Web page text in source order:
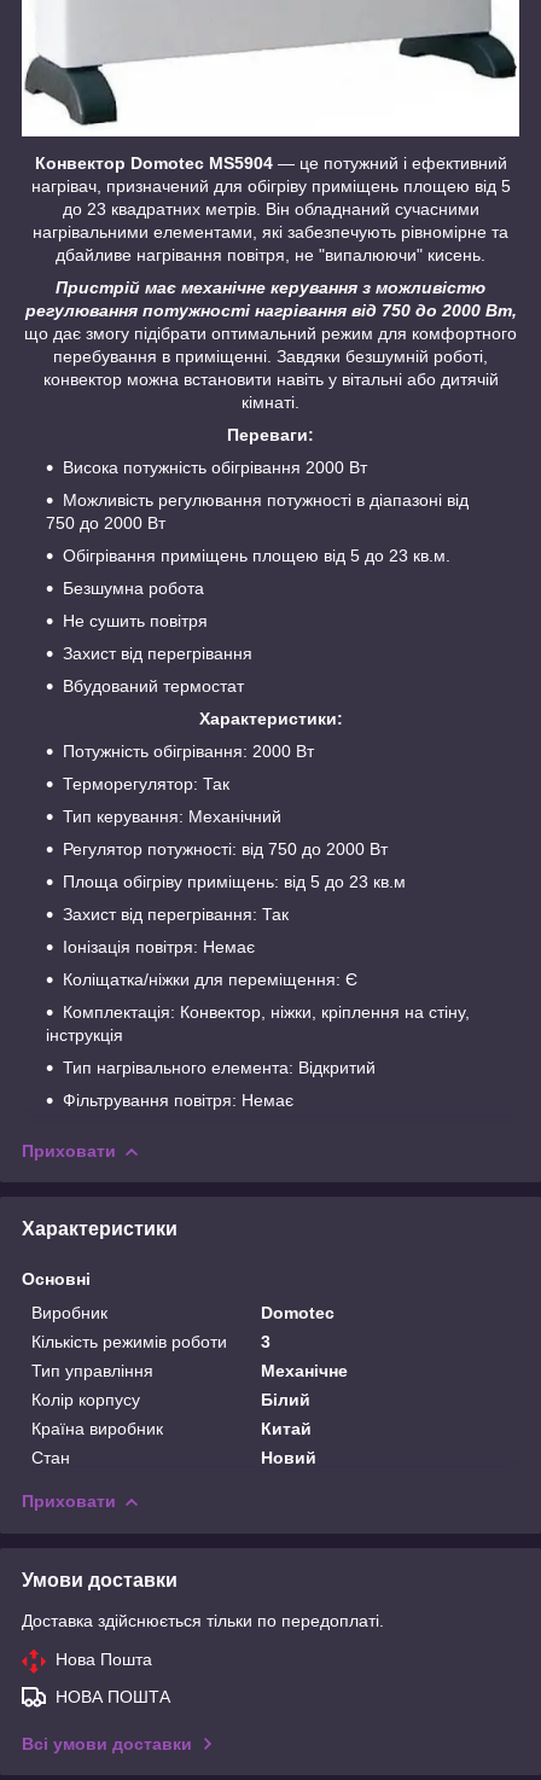
Конвектор Domotec MS5904 — це потужний і ефективний
нагрівач, призначений для обігріву приміщень площею від 5
до 23 квадратних метрів. Він обладнаний сучасними
нагрівальними елементами, які забезпечують рівномірне та
дбайливе нагрівання повітря, не "випалюючи" кисень.
Пристрій має механічне керування з можливістю
регулювання потужності нагрівання від 750 до 2000 Вт,
що дає змогу підібрати оптимальний режим для комфортного
перебування в приміщенні. Завдяки безшумній роботі,
конвектор можна встановити навіть у вітальні або дитячій
кімнаті.
Переваги:
Висока потужність обігрівання 2000 Вт
Можливість регулювання потужності в діапазоні від
750 до 2000 Вт
Обігрівання приміщень площею від 5 до 23 кв.м.
Безшумна робота
Не сушить повітря
Захист від перегрівання
Вбудований термостат
Характеристики:
Потужність обігрівання: 2000 Вт
Терморегулятор: Так
Тип керування: Механічний
Регулятор потужності: від 750 до 2000 Вт
Площа обігріву приміщень: від 5 до 23 кв.м
Захист від перегрівання: Так
Іонізація повітря: Немає
Коліщатка/ніжки для переміщення: Є
Комплектація: Конвектор, ніжки, кріплення на стіну,
інструкція
Тип нагрівального елемента: Відкритий
Фільтрування повітря: Немає
Приховати
Характеристики
Основні
Виробник
Domotec
Кількість режимів роботи
3
Тип управління
Механічне
Колір корпусу
Білий
Країна виробник
Китай
Стан
Новий
Приховати
Умови доставки
Доставка здійснюється тільки по передоплаті.
Нова Пошта
НОВА ПОШТА
Всі умови доставки